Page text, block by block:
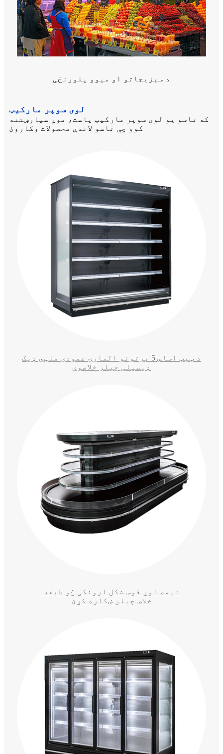
د سبزیجاتو او میوو پلورنځی
لوی سوپر مارکیټ
که تاسو یو لوی سوپر مارکیټ یاست، موږ سپارښتنه
کوو چې تاسو لاندې محصولات وکاروئ
د ټیټ اساس 5 پرتونو المارۍ عمودی ملټي ډیک
ډیسپلی چیلر خلاصوي
نیمه لوړ قوس شکل لرونکی څو طبقه
خلاص چیلر ښکاره کړئ